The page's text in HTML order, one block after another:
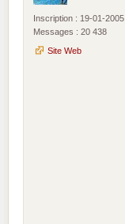
Inscription : 19-01-2005
Messages : 20 438
Site Web